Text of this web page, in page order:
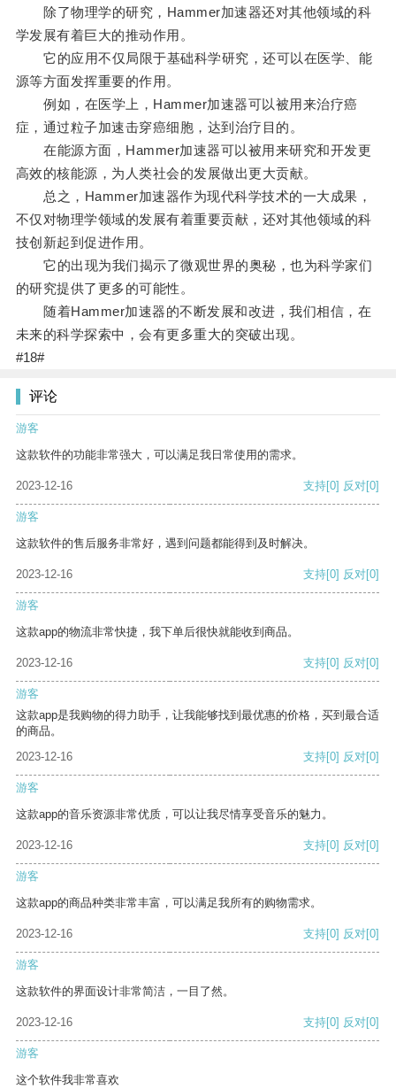
除了物理学的研究，Hammer加速器还对其他领域的科
学发展有着巨大的推动作用。
它的应用不仅局限于基础科学研究，还可以在医学、能
源等方面发挥重要的作用。
例如，在医学上，Hammer加速器可以被用来治疗癌
症，通过粒子加速击穿癌细胞，达到治疗目的。
在能源方面，Hammer加速器可以被用来研究和开发更
高效的核能源，为人类社会的发展做出更大贡献。
总之，Hammer加速器作为现代科学技术的一大成果，
不仅对物理学领域的发展有着重要贡献，还对其他领域的科
技创新起到促进作用。
它的出现为我们揭示了微观世界的奥秘，也为科学家们
的研究提供了更多的可能性。
随着Hammer加速器的不断发展和改进，我们相信，在
未来的科学探索中，会有更多重大的突破出现。
#18#
评论
游客
这款软件的功能非常强大，可以满足我日常使用的需求。
2023-12-16 支持[0] 反对[0]
游客
这款软件的售后服务非常好，遇到问题都能得到及时解决。
2023-12-16 支持[0] 反对[0]
游客
这款app的物流非常快捷，我下单后很快就能收到商品。
2023-12-16 支持[0] 反对[0]
游客
这款app是我购物的得力助手，让我能够找到最优惠的价格，买到最合适
的商品。
2023-12-16
支持[0] 反对[0]
游客
这款app的音乐资源非常优质，可以让我尽情享受音乐的魅力。
2023-12-16 支持[0] 反对[0]
游客
这款app的商品种类非常丰富，可以满足我所有的购物需求。
2023-12-16 支持[0] 反对[0]
游客
这款软件的界面设计非常简洁，一目了然。
2023-12-16 支持[0] 反对[0]
游客
这个软件我非常喜欢